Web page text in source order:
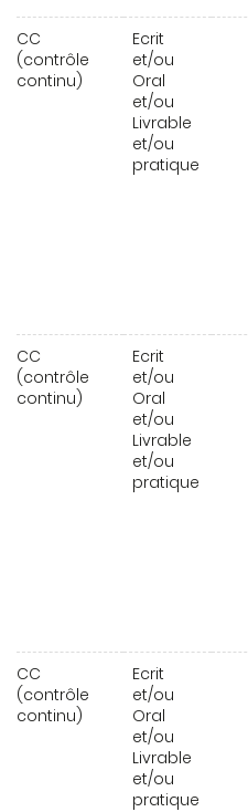
CC
(contrôle
continu)
Ecrit
et/ou
Oral
et/ou
Livrable
et/ou
pratique
CC
(contrôle
continu)
Ecrit
et/ou
Oral
et/ou
Livrable
et/ou
pratique
CC
(contrôle
continu)
Ecrit
et/ou
Oral
et/ou
Livrable
et/ou
pratique